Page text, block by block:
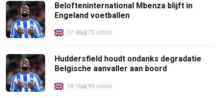
Belofteninternational Mbenza blijft in
Engeland voetballen
17:48 70 votes
Huddersfield houdt ondanks degradatie
Belgische aanvaller aan boord
18:16 99 votes